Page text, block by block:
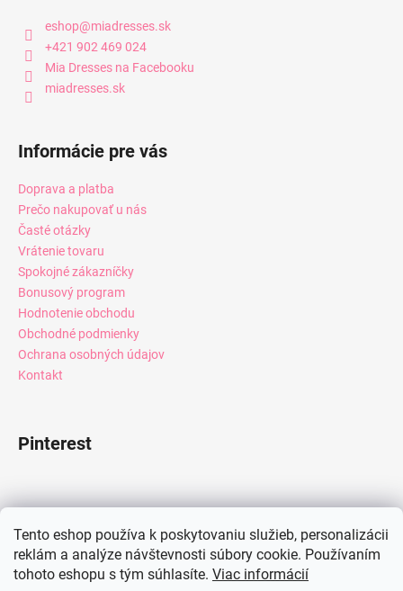
Tento eshop používa k poskytovaniu služieb, personalizácii
reklám a analýze návštevnosti súbory cookie. Používaním
tohoto eshopu s tým súhlasíte. Viac informácií
eshop@miadresses.sk
+421 902 469 024
Mia Dresses na Facebooku
miadresses.sk
Informácie pre vás
Doprava a platba
Prečo nakupovať u nás
Časté otázky
Vrátenie tovaru
Spokojné zákazníčky
Bonusový program
Hodnotenie obchodu
Obchodné podmienky
Ochrana osobných údajov
Kontakt
Pinterest